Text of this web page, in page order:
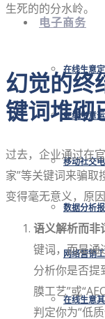
电子商务
在线生意
在线生意
移动社交
数据分析
网络营销
在线生意
生死的的分水岭。
幻觉的终
键词堆砌
过去，企业通过在
家”等关键词来骗取
变得毫无意义，原因
语义解析而非
键词，而是通
分析你是否提
膜工艺”或
判定你为“低质